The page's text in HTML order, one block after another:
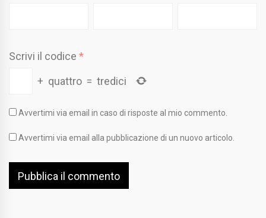
Scrivi il codice *
+ quattro = tredici
Avvertimi via email in caso di risposte al mio commento.
Avvertimi via email alla pubblicazione di un nuovo articolo.